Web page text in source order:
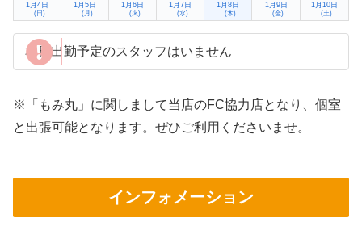
1月4日
(日)
1月5日
(月)
1月6日
(火)
1月7日
(水)
1月8日
(木)
1月9日
(金)
1月10日
(土)
本日出勤予定のスタッフはいません
※「もみ丸」に関しまして当店のFC協力店となり、個室
と出張可能となります。ぜひご利用くださいませ。
インフォメーション